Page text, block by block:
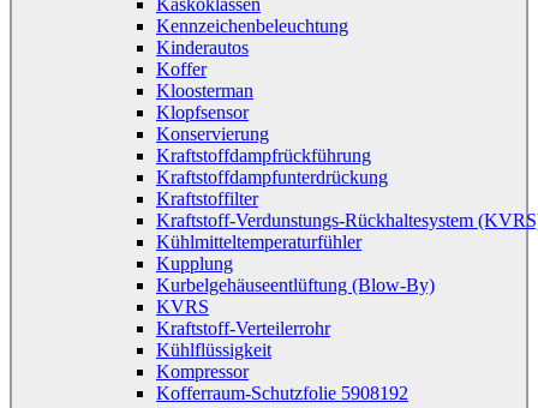
Kaskoklassen
Kennzeichenbeleuchtung
Kinderautos
Koffer
Kloosterman
Klopfsensor
Konservierung
Kraftstoffdampfrückführung
Kraftstoffdampfunterdrückung
Kraftstoffilter
Kraftstoff-Verdunstungs-Rückhaltesystem
Kühlmitteltemperaturfühler
Kupplung
Kurbelgehäuseentlüftung (Blow-By)
KVRS
Kraftstoff-Verteilerrohr
Kühlflüssigkeit
Kompressor
Kofferraum-Schutzfolie 5908192